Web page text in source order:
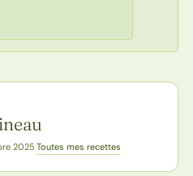
2025·Toutes mes recettes